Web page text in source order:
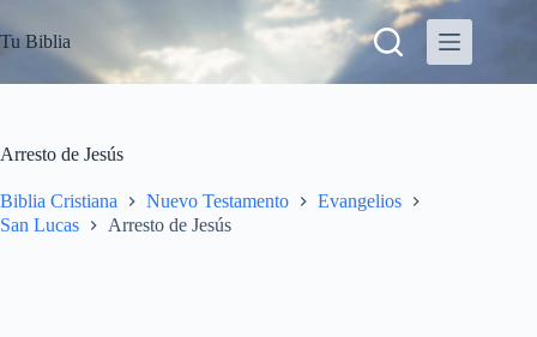
a
t
a
c
n
Tu Biblia
Arresto de Jesús
Biblia Cristiana Nuevo Testamento
Evangelios
San Lucas
Arresto de Jesús